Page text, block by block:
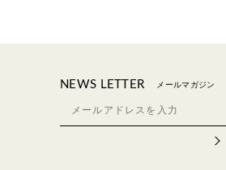
NEWS LETTER メールマガジン